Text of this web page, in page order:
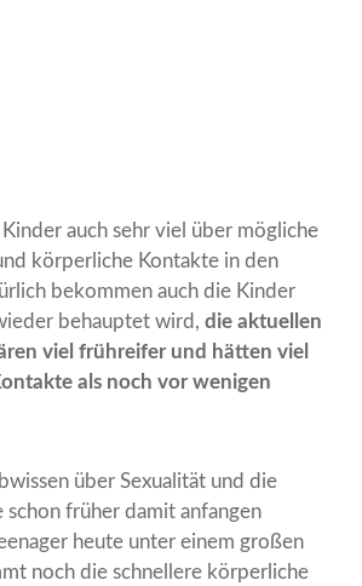
auch sehr viel über mögliche
körperliche Kontakte in den
bekommen auch die Kinder
behauptet wird,die aktuellen
viel frühreifer und hätten viel
als noch vor wenigen
über Sexualität und die
schon früher damit anfangen
heute unter einem großen
noch die schnellere körperliche